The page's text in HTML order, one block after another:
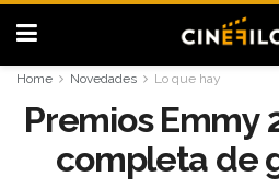
Home Novedades Lo que hay
Premios Emmy
completa de